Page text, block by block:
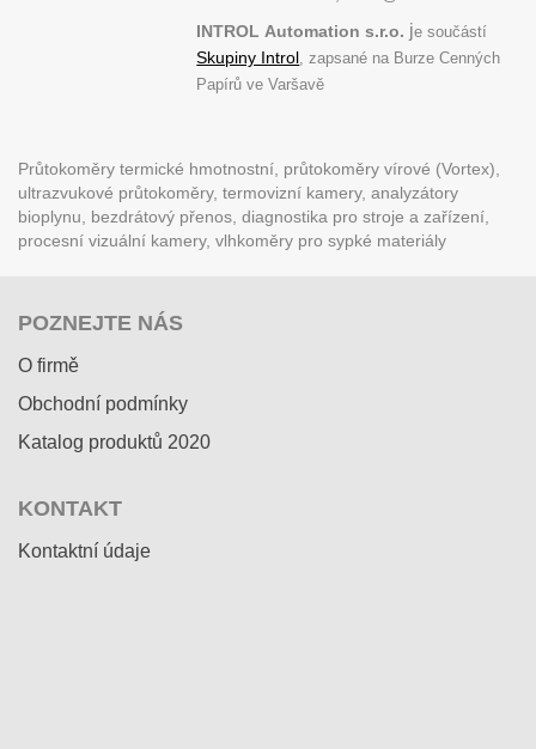
INTROL Automation s.r.o. je součástí
Skupiny Introl , zapsané na Burze Cenných
Papírů ve Varšavě
Průtokoměry termické hmotnostní, průtokoměry vírové (Vortex),
ultrazvukové průtokoměry, termovizní kamery, analyzátory
bioplynu, bezdrátový přenos, diagnostika pro stroje a zařízení,
procesní vizuální kamery, vlhkoměry pro sypké materiály
POZNEJTE NÁS
O firmě
Obchodní podmínky
Katalog produktů 2020
KONTAKT
Kontaktní údaje